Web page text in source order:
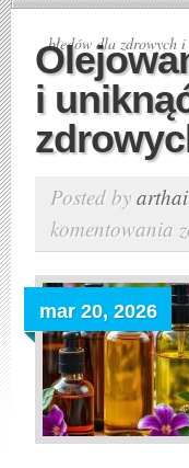
błędów dla zdrowych
i
Posted by
komentowania
i
mar 20, 2026